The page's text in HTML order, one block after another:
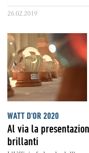
26.02.2019
WATT D'OR 2020
Al via la
brillanti